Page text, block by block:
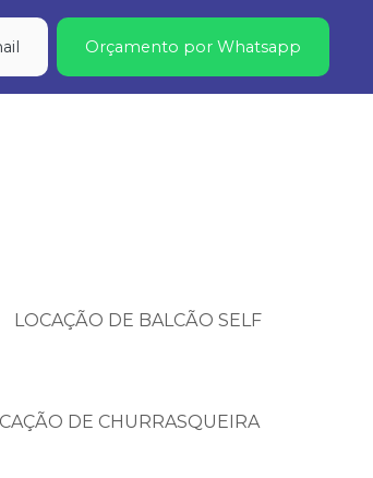
Orçamento por Whatsapp
LOCAÇÃO DE BALCÃO SELF
DE CHURRASQUEIRA